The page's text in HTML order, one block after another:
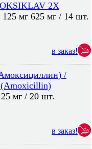
2X
мг 625 мг / 14 шт.
в заказ!
/
мг / 20 шт.
в заказ!